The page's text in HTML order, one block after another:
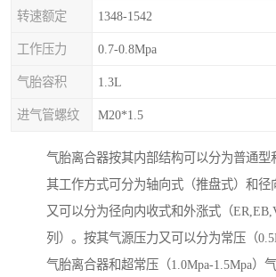
转速额定 1348-1542
工作压力 0.7-0.8Mpa
气胎容积 1.3L
进气管螺纹 M20*1.5
气胎离合器按其内部结构可以分为普通型
其工作方式可分为轴向式（推盘式）和径
又可以分为径向内收式和外涨式（
列）。按其气源压力又可以分为常压（
气胎离合器和超常压（1.0Mpa-1.5Mpa）